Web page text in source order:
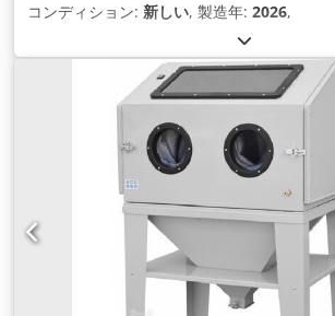
コンディション: 新しい, 製造年: 2026,